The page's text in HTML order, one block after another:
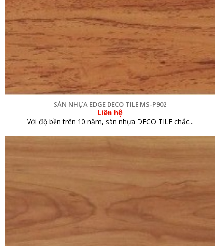
SÀN NHỰA EDGE DECO TILE MS-P902
Liên hệ
Với độ bền trên 10 năm, sàn nhựa DECO TILE chắc...